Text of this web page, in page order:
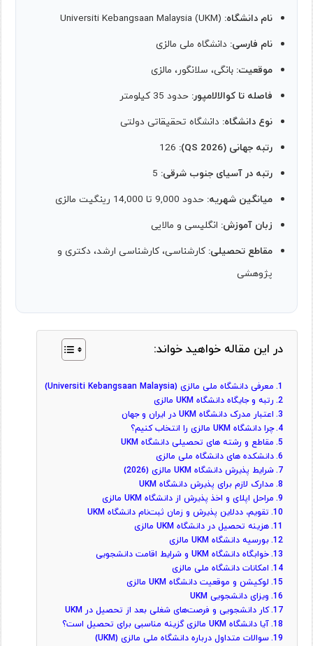
نام دانشگاه:
نام فارسی: دانشگاه ملی مالزی
موقعیت: بانگی، سلانگور، مالزی
فاصله تا کوالالامپور: حدود 35 کیلومتر
نوع دانشگاه: دانشگاه تحقیقاتی دولتی
رتبه جهانی (QS 2026):
126
رتبه در آسیای جنوب شرقی:
میانگین شهریه: حدود 9,000 تا 14,000 رینگیت مالزی
زبان آموزش: انگلیسی و مالایی
مقاطع تحصیلی: کارشناسی، کارشناسی ارشد، دکتری و
پژوهشی
در این مقاله خواهید خواند:
معرفی دانشگاه ملی مالزی (Universiti Kebangsaan Malaysia)
رتبه و جایگاه دانشگاه UKM مالزی
اعتبار مدرک دانشگاه UKM در ایران و جهان
چرا دانشگاه UKM مالزی را انتخاب کنیم؟
مقاطع و رشته‌ های تحصیلی دانشگاه UKM
دانشکده‌ های دانشگاه ملی مالزی
شرایط پذیرش دانشگاه UKM مالزی (2026)
مدارک لازم برای پذیرش دانشگاه UKM
مراحل اپلای و اخذ پذیرش از دانشگاه UKM مالزی
تقویم، ددلاین پذیرش و زمان ثبت‌نام دانشگاه UKM
هزینه تحصیل در دانشگاه UKM مالزی
بورسیه دانشگاه UKM مالزی
خوابگاه دانشگاه UKM و شرایط اقامت دانشجویی
امکانات دانشگاه ملی مالزی
لوکیشن و موقعیت دانشگاه UKM مالزی
ویزای دانشجویی UKM
کار دانشجویی و فرصت‌های شغلی بعد از تحصیل در UKM
آیا دانشگاه UKM مالزی گزینه مناسبی برای تحصیل است؟
سوالات متداول درباره دانشگاه ملی مالزی (UKM)